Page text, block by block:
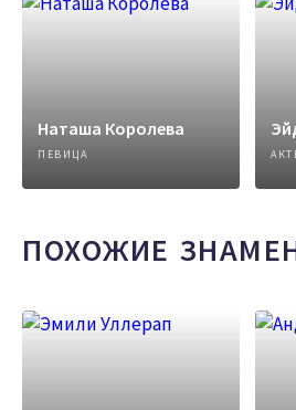
Наташа Королева
ПЕВИЦА
ПОХОЖИЕ